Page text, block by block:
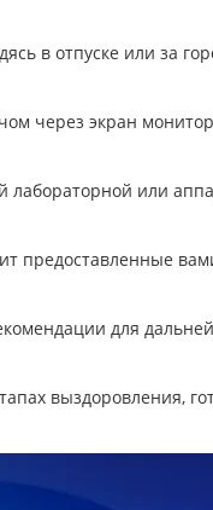
в отпуске или за
через экран
или
предоставленные
для
выздоровления,